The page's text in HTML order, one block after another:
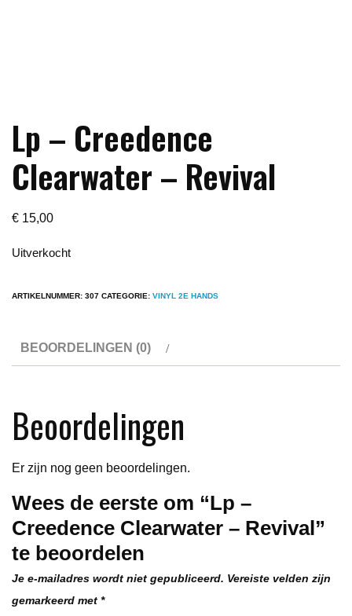
Lp – Creedence
Clearwater – Revival
€ 15,00
Uitverkocht
ARTIKELNUMMER: 307 CATEGORIE: VINYL 2E HANDS
BEOORDELINGEN (0)
Beoordelingen
Er zijn nog geen beoordelingen.
Wees de eerste om “Lp –
Creedence Clearwater – Revival”
te beoordelen
Je e-mailadres wordt niet gepubliceerd. Vereiste velden zijn
gemarkeerd met *